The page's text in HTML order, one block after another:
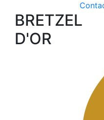
BRETZEL
D'OR